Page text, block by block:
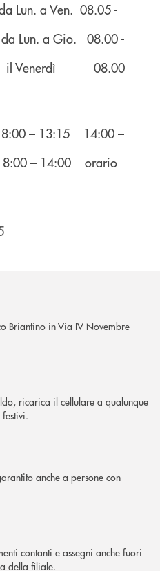
a Ven. 08.05 -
Lun. a Gio. 08.00 -
08.00 -
– 13:15 14:00 –
– 14:00 orario
Briantino in Via IV Novembre
ricarica il cellulare a qualunque
anche a persone con
contanti e assegni anche fuori
della filiale.